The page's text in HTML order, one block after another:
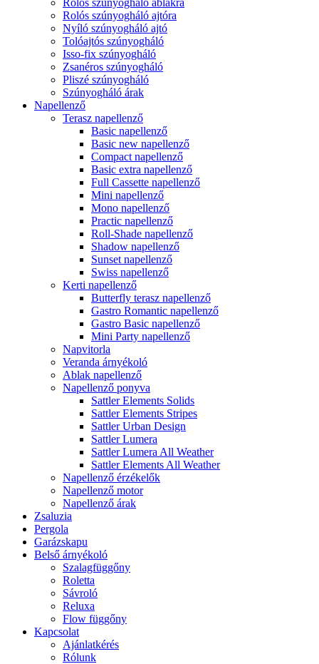
Rolós szúnyogháló ablakra
Rolós szúnyogháló ajtóra
Nyíló szúnyogháló ajtó
Tolóajtós szúnyogháló
Isso-fix szúnyogháló
Zsanéros szúnyogháló
Pliszé szúnyogháló
Szúnyogháló árak
Napellenző
Terasz napellenző
Basic napellenző
Basic new napellenző
Compact napellenző
Basic extra napellenző
Full Cassette napellenző
Mini napellenző
Mono napellenző
Practic napellenző
Roll-Shade napellenző
Shadow napellenző
Sunset napellenző
Swiss napellenző
Kerti napellenző
Butterfly terasz napellenző
Gastro Romantic napellenző
Gastro Basic napellenző
Mini Party napellenző
Napvitorla
Veranda árnyékoló
Ablak napellenző
Napellenző ponyva
Sattler Elements Solids
Sattler Elements Stripes
Sattler Urban Design
Sattler Lumera
Sattler Lumera All Weather
Sattler Elements All Weather
Napellenző érzékelők
Napellenző motor
Napellenző árak
Zsaluzia
Pergola
Garázskapu
Belső árnyékoló
Szalagfüggőny
Roletta
Sávroló
Reluxa
Flow függőny
Kapcsolat
Ajánlatkérés
Rólunk